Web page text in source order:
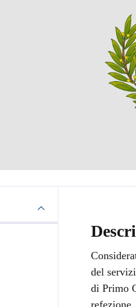
del
di Primo
refezione